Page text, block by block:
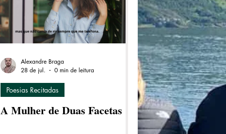
A Mulher de Duas Facetas
Poesias Recitadas
Alexandre Braga
28 de jul.
0 min de leitura